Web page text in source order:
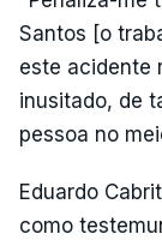
Santos [o
este acidente
inusitado, de
pessoa no
Eduardo
como